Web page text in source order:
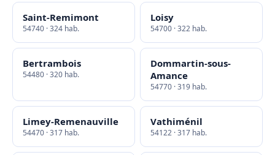
Saint-Remimont
54740 · 324 hab.
Loisy
54700 · 322 hab.
Bertrambois
54480 · 320 hab.
Dommartin-sous-
Amance
54770 · 319 hab.
Limey-Remenauville
54470 · 317 hab.
Vathiménil
54122 · 317 hab.